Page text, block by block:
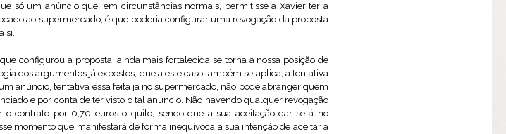
só um anúncio que, em circunstâncias normais, permitisse a Xavier ter a
ao supermercado, é que poderia configurar uma revogação da proposta
si.
configurou a proposta, ainda mais fortalecida se torna a nossa posição de
dos argumentos já expostos, que a este caso também se aplica, a tentativa
anúncio, tentativa essa feita já no supermercado, não pode abranger quem
e por conta de ter visto o tal anúncio. Não havendo qualquer revogação
contrato por 0,70 euros o quilo, sendo que a sua aceitação dar-se-á no
momento que manifestará de forma inequívoca a sua intenção de aceitar a